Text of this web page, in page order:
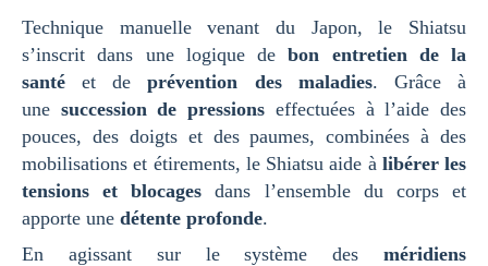
Technique manuelle venant du Japon, le Shiatsu
s’inscrit dans une logique de bon entretien de la
santéet de prévention des maladies. Grâce à
une succession de pressions effectuées à l’aide des
pouces, des doigts et des paumes, combinées à des
mobilisations et étirements, le Shiatsu aide à libérer les
tensions et blocages dans l’ensemble du corps et
apporte une détente profonde.
En agissant sur le système des méridiens